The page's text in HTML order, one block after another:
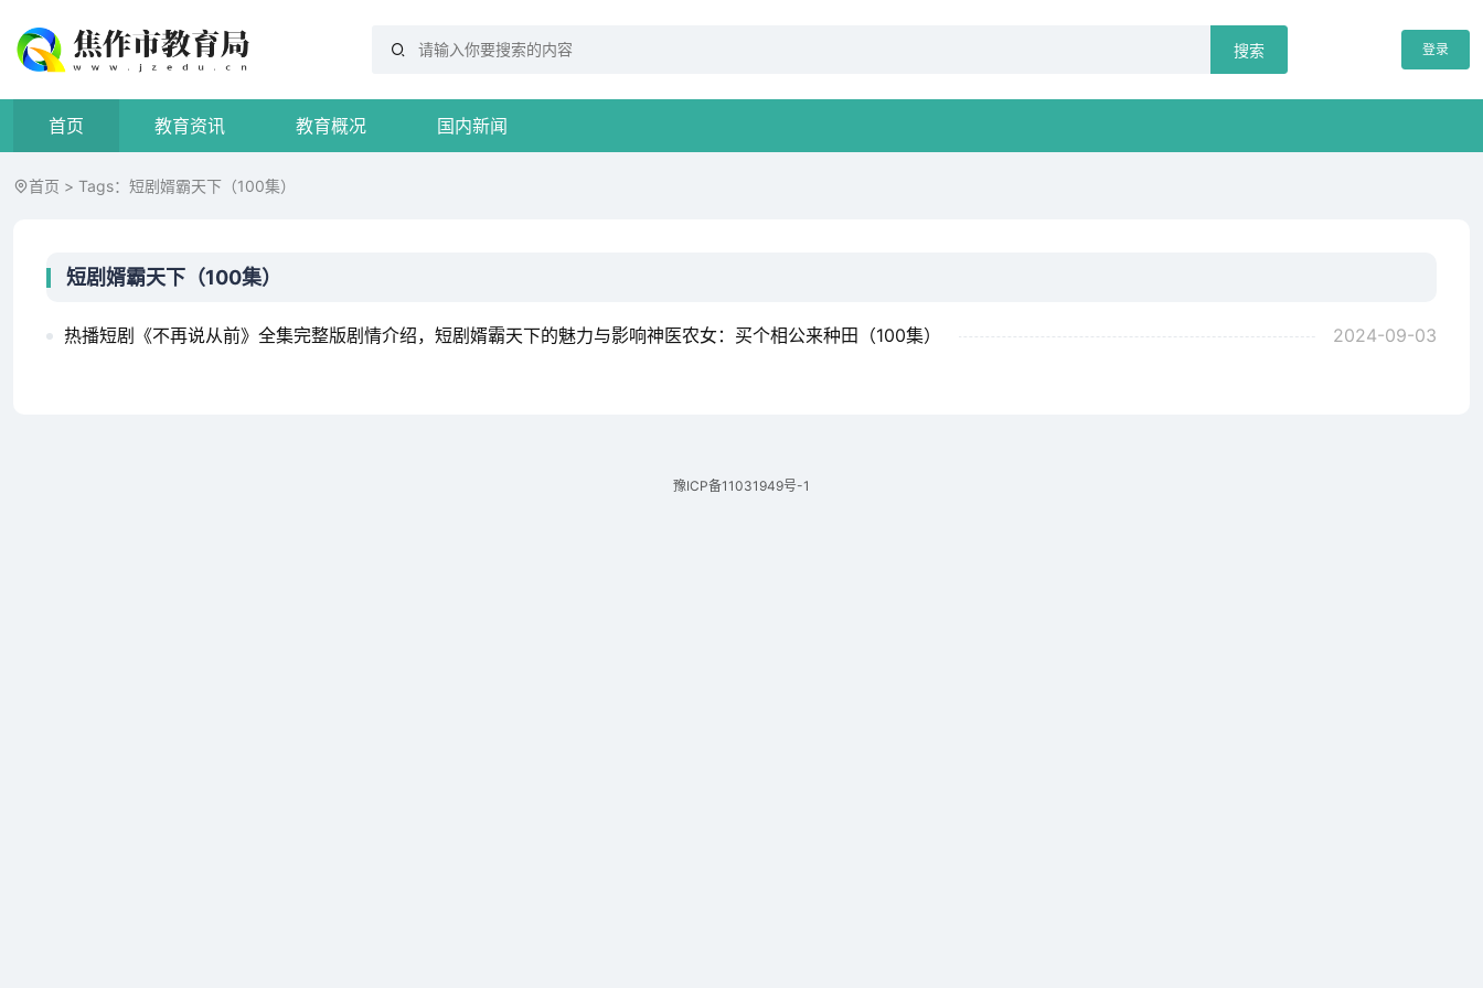
搜索 登录
首页 教育资讯 教育概况 国内新闻
首页 > Tags：短剧婿霸天下（100集）
短剧婿霸天下（100集）
热播短剧《不再说从前》全集完整版剧情介绍，短剧婿霸天下的魅力与影响神医农女：买个相公来种田（100集） 2024-09-03
豫ICP备11031949号-1